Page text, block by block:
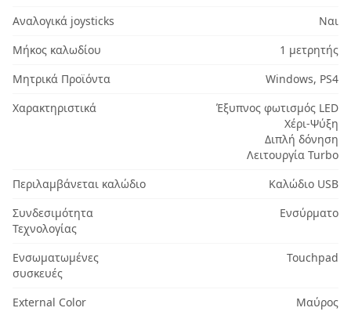
Αναλογικά joysticks
Ναι
Μήκος καλωδίου
1 μετρητής
Μητρικά Προϊόντα
Windows, PS4
Χαρακτηριστικά
Έξυπνος φωτισμός LED
Χέρι-Ψύξη
Διπλή δόνηση
Λειτουργία Turbo
Περιλαμβάνεται καλώδιο
Καλώδιο USB
Συνδεσιμότητα
Τεχνολογίας
Ενσύρματο
Ενσωματωμένες
συσκευές
Touchpad
External Color
Μαύρος